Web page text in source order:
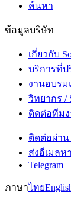
ค้นหา
ข้อมูลบริษัท
เกี่ยวกับ
บริการที่ป
งานอบร
วิทยากร /
ติดต่อทีม
ติดต่อผ่าน
ส่งอีเมลห
Telegram
ภาษาไทย